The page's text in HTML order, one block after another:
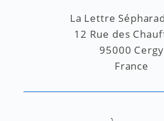
La Lettre
12 Rue des
95000 Cergy
France